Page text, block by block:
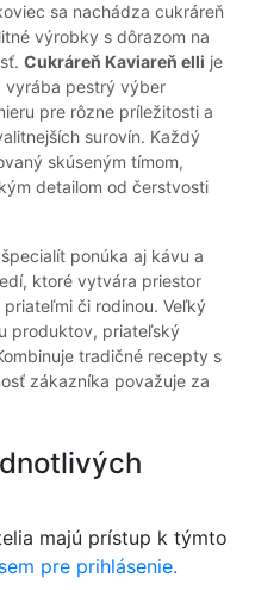
sa nachádza cukráreň
výrobky s dôrazom na
Cukráreň Kaviareň elli je
vyrába pestrý výber
pre rôzne príležitosti a
surovín. Každý
skúseným tímom,
detailom od čerstvosti
ponúka aj kávu a
ktoré vytvára priestor
či rodinou. Veľký
produktov, priateľský
tradičné recepty s
zákazníka považuje za
majú prístup k týmto
pre prihlásenie.